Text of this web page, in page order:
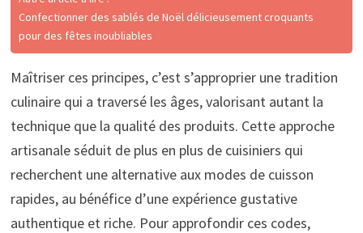
Confectionner des sablés de Noël délicieusement croquants
pour des fêtes inoubliables
Maîtriser ces principes, c’est s’approprier une tradition
culinaire qui a traversé les âges, valorisant autant la
technique que la qualité des produits. Cette approche
artisanale séduit de plus en plus de cuisiniers qui
recherchent une alternative aux modes de cuisson
rapides, au bénéfice d’une expérience gustative
authentique et riche. Pour approfondir ces codes,